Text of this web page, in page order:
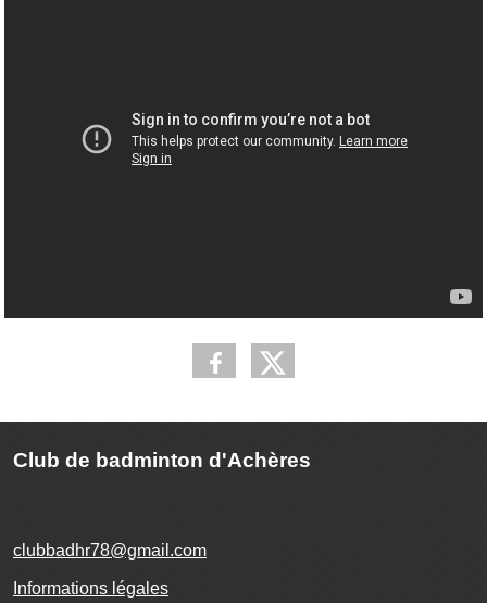
Club de badminton d'Achères
clubbadhr78@gmail.com
Informations légales